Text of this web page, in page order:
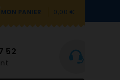
MON PANIER 0,00 €
BESOIN D'AIDE
Du lundi au vendredi 9h-
12h et 14h-18h